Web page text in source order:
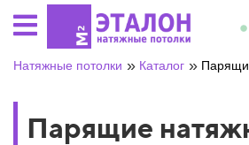
Натяжные потолки » Каталог »
Парящие